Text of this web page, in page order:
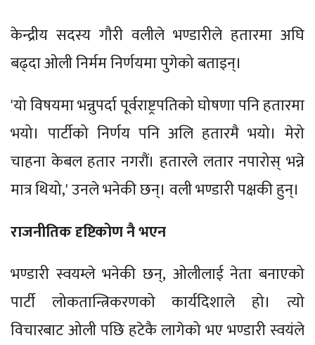
केन्द्रीय सदस्य गौरी वलीले भण्डारीले हतारमा अघि
बढ्दा ओली निर्मम निर्णयमा पुगेको बताइन्।
'यो विषयमा भन्नुपर्दा पूर्वराष्ट्रपतिको घोषणा पनि हतारमा
भयो। पार्टीको निर्णय पनि अलि हतारमै भयो। मेरो
चाहना केबल हतार नगरौं। हतारले लतार नपारोस् भन्ने
मात्र थियो,' उनले भनेकी छन्। वली भण्डारी पक्षकी हुन्।
राजनीतिक दृष्टिकोण नै भएन
भण्डारी स्वयम्ले भनेकी छन्, ओलीलाई नेता बनाएको
पार्टी लोकतान्त्रिकरणको कार्यदिशाले हो। त्यो
विचारबाट ओली पछि हटेकै लागेको भए भण्डारी स्वयंले